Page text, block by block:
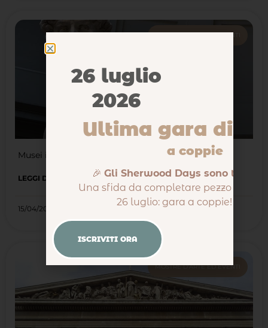
MOSTRE D'ARTE ED EVENTI
Musei italiani: i preferiti da Puzzle Arte
LEGGI DI PIÙ
15/04/2021
MOSTRE D'ARTE ED EVENTI
26 luglio
2026
Ultima gara di
a coppie
🎉Gli Sherwood Days sono tornati
Una sfida da completare pezzo dopo
26 luglio: gara a coppie! 🔍🧩
ISCRIVITI ORA